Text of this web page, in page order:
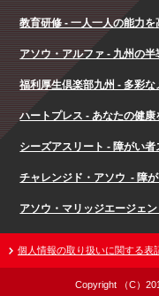
教育研修 - 一人一人の能力
アソウ・アルファ - 九州の
福利厚生倶楽部九州 - 多彩
ハートプレス - あなたの健
シーズアスリート - 障がい
チャレンジド・アソウ - 障
アソウ・マリッジエージェ
個人情報の取り扱いに関する表
Copyright （C）